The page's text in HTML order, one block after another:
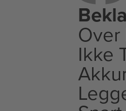
Over
Ikke